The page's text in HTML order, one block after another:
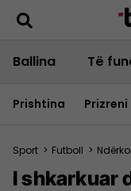
Ballina Të
Prishtina Prizreni
Sport > Futboll >
I shkarkuar